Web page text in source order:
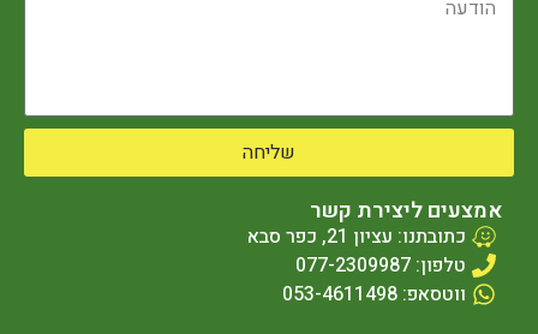
שליחה
אמצעים ליצירת קשר
כתובתנו: עציון 21, כפר סבא
טלפון: 077-2309987
ווטסאפ: 053-4611498